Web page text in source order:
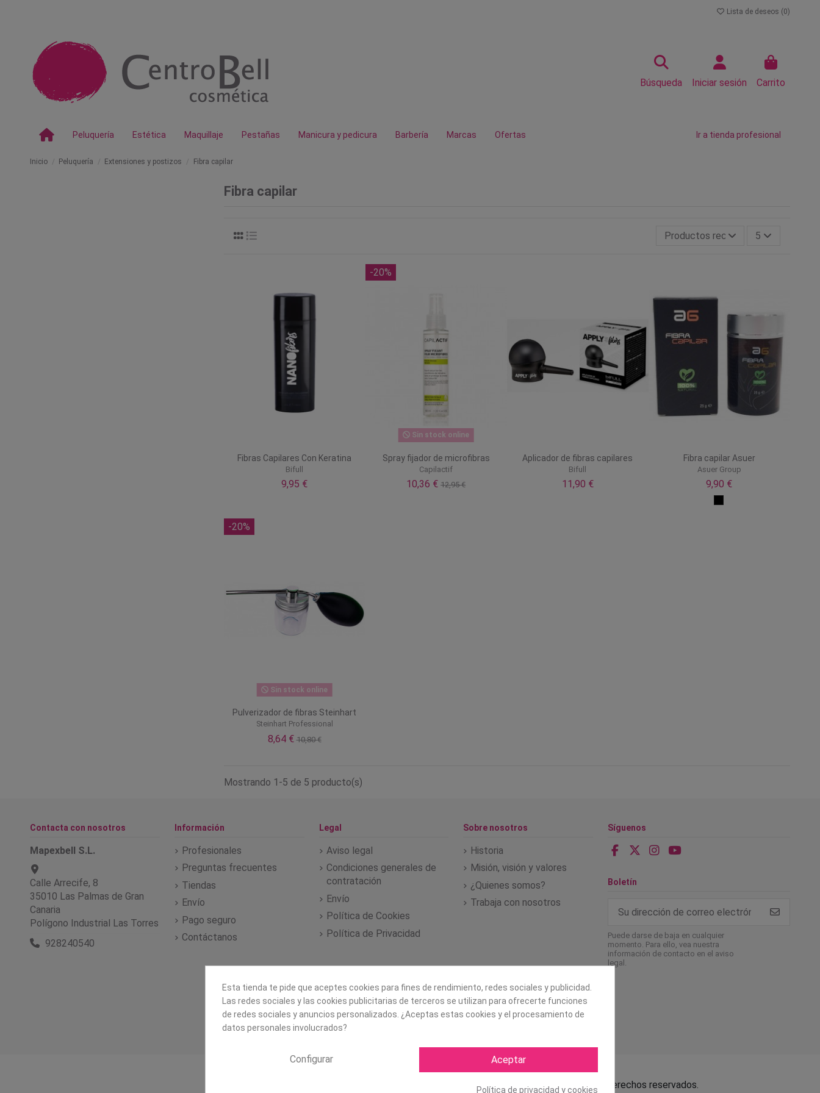
Lista de deseos (0)
Búsqueda Iniciar sesión Carrito
Peluquería Estética Maquillaje Pestañas Manicura y pedicura Barbería Marcas Ofertas Ir a tienda profesional
Inicio Peluquería Extensiones y postizos Fibra capilar
Fibra capilar
Productos recientemente
5
Fibras Capilares Con Keratina
Bifull
9,95 €
-20%
Sin stock online
Spray fijador de microfibras
Capilactif
10,36 €12,95 €
Aplicador de fibras capilares
Bifull
11,90 €
Fibra capilar Asuer
Asuer Group
9,90 €
-20%
Sin stock online
Pulverizador de fibras Steinhart
Steinhart Professional
8,64 €10,80 €
Mostrando 1-5 de 5 producto(s)
Contacta con nosotros
Mapexbell S.L.
Calle Arrecife, 8
35010 Las Palmas de Gran
Canaria
Polígono Industrial Las Torres
928240540
Información
Profesionales
Preguntas frecuentes
Tiendas
Envío
Pago seguro
Contáctanos
Legal
Aviso legal
Condiciones generales de
contratación
Envío
Política de Cookies
Política de Privacidad
Sobre nosotros
Historia
Misión, visión y valores
¿Quienes somos?
Trabaja con nosotros
Síguenos
Boletín
Puede darse de baja en cualquier
momento. Para ello, vea nuestra
información de contacto en el aviso
legal.
2026 Mapexbell S.L. Todos los derechos reservados.
Esta tienda te pide que aceptes cookies para fines de rendimiento, redes sociales y publicidad.
Las redes sociales y las cookies publicitarias de terceros se utilizan para ofrecerte funciones
de redes sociales y anuncios personalizados. ¿Aceptas estas cookies y el procesamiento de
datos personales involucrados?
Configurar Aceptar
Política de privacidad y cookies